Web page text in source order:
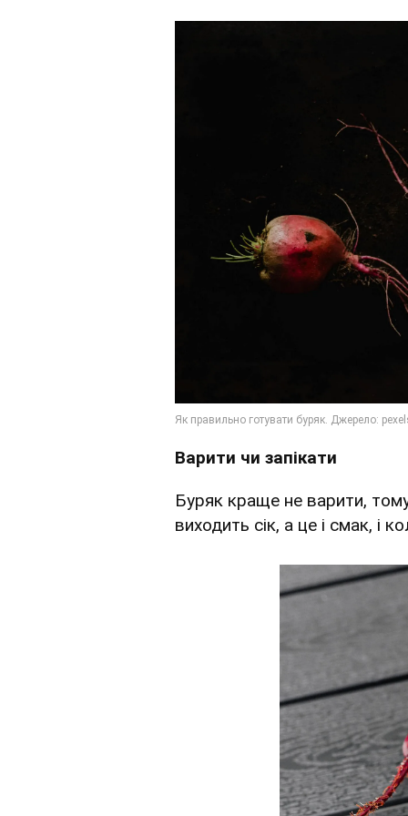
Варити чи запікати
Буряк краще не варити,
виходить сік, а це і смак, і